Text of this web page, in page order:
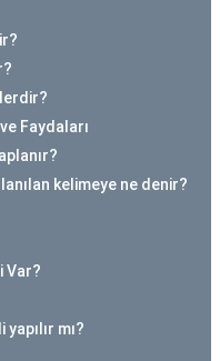
Faydaları
kelimeye ne denir?
Var?
mı?